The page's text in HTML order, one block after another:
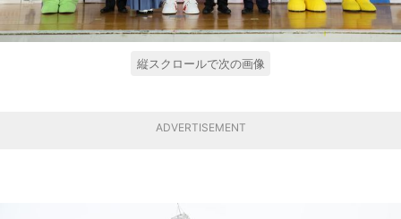
縦スクロールで次の画像
ADVERTISEMENT